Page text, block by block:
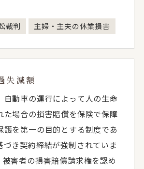
裁判 主婦・主夫の休業損害
失減額
自動車の運行によって人の生命
た場合の損害賠償を保険で保障
護を第一の目的とする制度であ
づき契約締結が強制されていま
被害者の損害賠償請求権を認め